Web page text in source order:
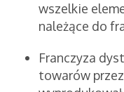
wszelkie
należące do
Franczyza
towarów